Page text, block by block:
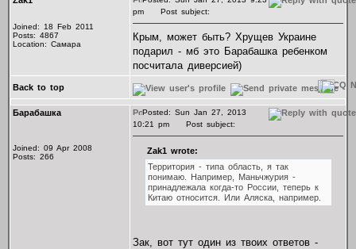
Joined: 18 Feb 2011
Posts: 4867
Location: Самара
pm
Post subject:
Крым, может быть? Хрущев Украине
подарил - мб это Барабашка ребенком
посчитала диверсией)
Back to top
Барабашка
Joined: 09 Apr 2008
Posts: 266
Posted: Sun Jan 27, 2013
10:21 pm
Post subject:
Zak1 wrote:
Территория - типа область, я так
понимаю. Например, Маньчжурия -
принадлежала когда-то России, теперь к
Китаю относится. Или Аляска, например.
Зак, вот тут один из твоих ответов -